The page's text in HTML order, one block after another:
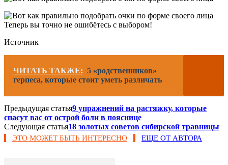
Теперь вы точно не ошибётесь с выбором!
Источник
ЧИТАТЬ ТАКЖЕ: 5 «родственников»
герпеса, которые стоит уметь различать
Предыдущая статья9 упражнений на растяжку, которые
спасут вас от острой боли в пояснице
Следующая статья18 золотых советов сибирской травницы
ЭТО МОЖЕТ БЫТЬ ИНТЕРЕСНО ЕЩЕ ОТ АВТОРА